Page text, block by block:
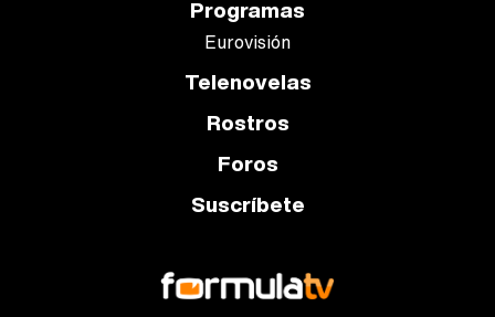
Programas
Eurovisión
Telenovelas
Rostros
Foros
Suscríbete